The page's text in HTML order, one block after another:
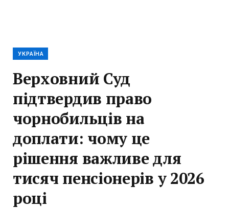
УКРАЇНА
Верховний Суд
підтвердив право
чорнобильців на
доплати: чому це
рішення важливе для
тисяч пенсіонерів у 2026
році